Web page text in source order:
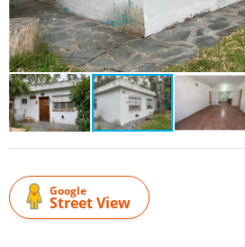
Google
Street View